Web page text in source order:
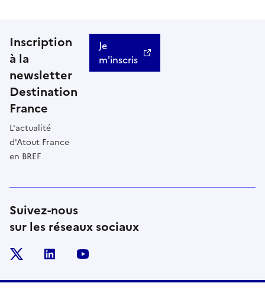
Inscription
à la
newsletter
Destination
France
L'actualité
d'Atout France
en BREF
Je
m'inscris
Suivez-nous
sur les réseaux sociaux
linkedin